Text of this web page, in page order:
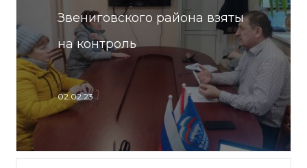
Звениговского района взяты
на контроль
02.02.23